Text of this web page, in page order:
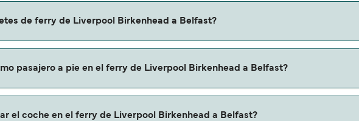
de ferry de Liverpool Birkenhead a Belfast?
las últimas promociones y descuentos de las compañías navieras.
pasajero a pie en el ferry de Liverpool Birkenhead a Belfast?
el coche en el ferry de Liverpool Birkenhead a Belfast?